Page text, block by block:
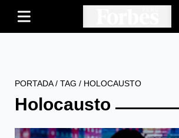
PORTADA/ TAG / HOLOCAUSTO
Holocausto